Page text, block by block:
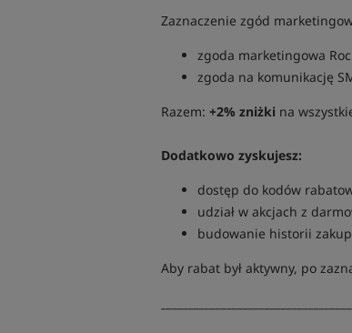
Zaznaczenie zgód
zgoda marketingowa
zgoda na komunikację
Razem: +2% zniżki na
Dodatkowo zyskujesz:
dostęp do kodów
udział w akcjach z
budowanie historii
Aby rabat był aktywny, po